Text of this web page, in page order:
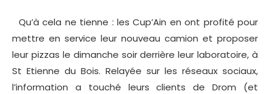
Qu’à cela ne tienne : les Cup’Ain en ont profité pour
mettre en service leur nouveau camion et proposer
leur pizzas le dimanche soir derrière leur laboratoire, à
St Etienne du Bois. Relayée sur les réseaux sociaux,
l’information a touché leurs clients de Drom (et